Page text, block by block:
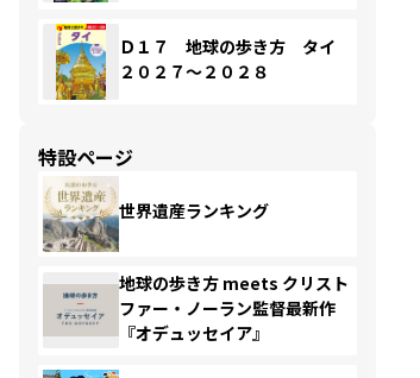
Ｄ１７ 地球の歩き方 タイ
２０２７～２０２８
特設ページ
世界遺産ランキング
地球の歩き方 meets クリスト
ファー・ノーラン監督最新作
『オデュッセイア』